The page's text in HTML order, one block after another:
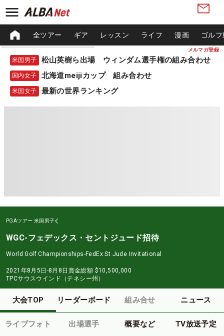
メルマガ登録
全ツアー ギア レッスン ライフ 漫画 ゴル
米国男子 松山英樹ら出場 ウィンダム選手権の組み合わせ
国内女子 北海道meijiカップ 組み合わせ
米国女子 最新の世界ランキング
PGAツアー 米国男子
WGC-フェデックス・セントジュード招待
World Golf Championships-FedEx St Jude Invitational
2021年8月5日-8月8日 賞金総額 $10,500,000
TPCサウスウインド（テネシー州）
大会TOP リーダーボード 組み合せ ニュース
ライブフォト 出場選手 概要など TV放送予定